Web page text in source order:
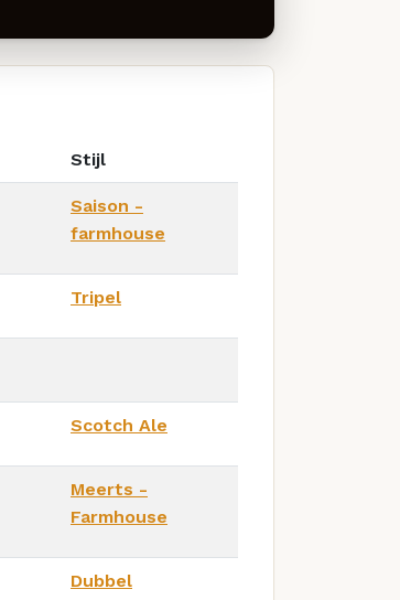
Stijl
Saison -
farmhouse
Tripel
Scotch Ale
Meerts -
Farmhouse
Dubbel